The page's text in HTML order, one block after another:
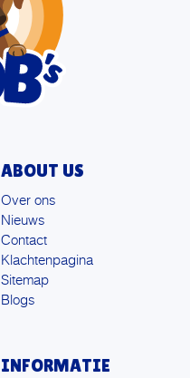
ABOUT US
Over ons
Nieuws
Contact
Klachtenpagina
Sitemap
Blogs
INFORMATIE